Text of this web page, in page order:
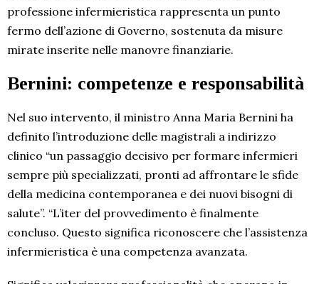
professione infermieristica rappresenta un punto
fermo dell’azione di Governo, sostenuta da misure
mirate inserite nelle manovre finanziarie.
Bernini: competenze e responsabilità
Nel suo intervento, il ministro Anna Maria Bernini ha
definito l’introduzione delle magistrali a indirizzo
clinico “un passaggio decisivo per formare infermieri
sempre più specializzati, pronti ad affrontare le sfide
della medicina contemporanea e dei nuovi bisogni di
salute”. “L’iter del provvedimento è finalmente
concluso. Questo significa riconoscere che l’assistenza
infermieristica è una competenza avanzata.